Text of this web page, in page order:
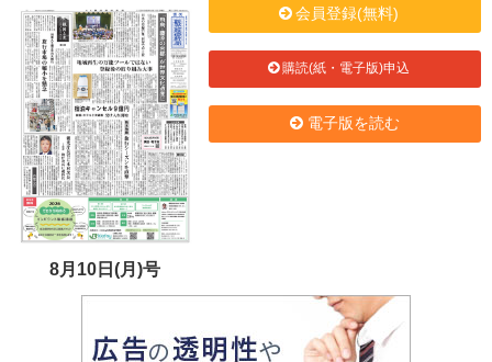
8月10日(月)号
会員登録(無料)
購読(紙・電子版)申込
電子版を読む